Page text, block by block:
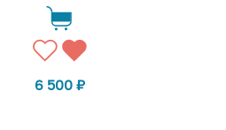
6 500 ₽